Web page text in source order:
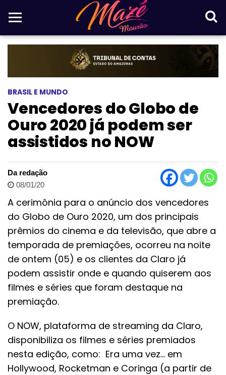
BRASIL E MUNDO
Vencedores do Globo de
Ouro 2020 já podem ser
assistidos no NOW
Da redação
08/01/20
A cerimônia para o anúncio dos vencedores
do Globo de Ouro 2020, um dos principais
prêmios do cinema e da televisão, que abre a
temporada de premiações, ocorreu na noite
de ontem (05) e os clientes da Claro já
podem assistir onde e quando quiserem aos
filmes e séries que foram destaque na
premiação.
O NOW, plataforma de streaming da Claro,
disponibiliza os filmes e séries premiados
nesta edição, como: Era uma vez… em
Hollywood, Rocketman e Coringa (a partir de